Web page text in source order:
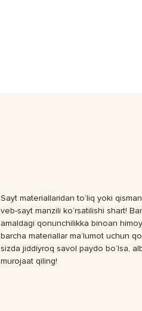
Sayt materiallaridan to‘liq yoki
veb-sayt manzili ko‘rsatilishi shart!
amaldagi qonunchilikka binoan
barcha materiallar ma’lumot uchun
sizda jiddiyroq savol paydo bo‘lsa,
murojaat qiling!